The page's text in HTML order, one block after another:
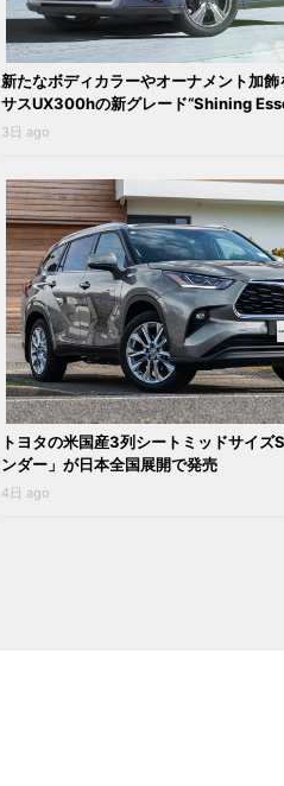
新たなボディカラーやオーナメント加飾
サスUX300hの新グレード“Shining
3日 ago
トヨタの米国産3列シートミッドサイズ
ンダー」が日本全国展開で発売
4日 ago